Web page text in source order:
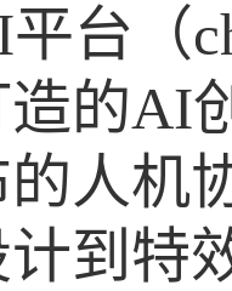
台（
的AI
的人机
到特